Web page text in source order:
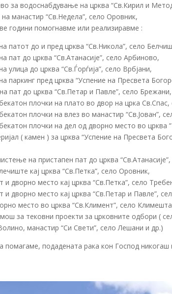
за водоснабдување на црква “Св.Кирил и
манастир “Св.Недела”, село Оровник,
години помогнавме или реализиравме :
патот до и пред црква “Св.Никола”, село
пат до црква “Св.Атанасије”, село Арбиново,
улица до црква “Св.Ѓорѓија”, село Врбјани,
паркинг пред црква “Успение на Пресвета
пат до црква “Св.Петар и Павле”, село Брежани,
плочки на плато во двор на црка Св.Спас,
плочки на влез во манастир “Св.Јован”,
плочки на дел од дворно место во црква
( камен ) за црква “Успение на Пресвета
на пристапен пат до црква
кај црква “Св.Петка”, село Оровник,
и дворно место кај црква “Св.Петка”, село
и дворно место кај црква “Св.Петар и Павле”,
место во црква “Св.Климент”, село
за тековни проекти за црковните одбори (
манастир “Си Свети”, село Лешани и др.)
подадената рака кон Господ никогаш